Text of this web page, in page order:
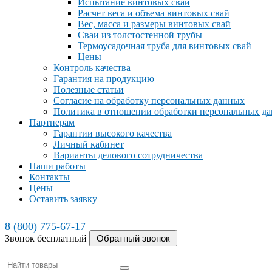
Испытание винтовых свай
Расчет веса и объема винтовых свай
Вес, масса и размеры винтовых свай
Сваи из толстостенной трубы
Термоусадочная труба для винтовых свай
Цены
Контроль качества
Гарантия на продукцию
Полезные статьи
Согласие на обработку персональных данных
Политика в отношении обработки персональных
Партнерам
Гарантии высокого качества
Личный кабинет
Варианты делового сотрудничества
Наши работы
Контакты
Цены
Оставить заявку
8 (800) 775-67-17
Звонок бесплатный